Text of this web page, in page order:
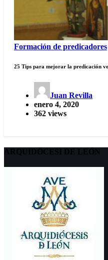
Formación de predicadores
25 Tips para mejorar la predicación
Juan Revilla
enero 4, 2020
362 views
ARQUIDÖCESI DE LEÓN